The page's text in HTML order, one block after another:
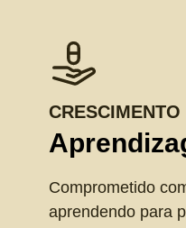
CRESCIMENTO
Comprometido
aprendendo para